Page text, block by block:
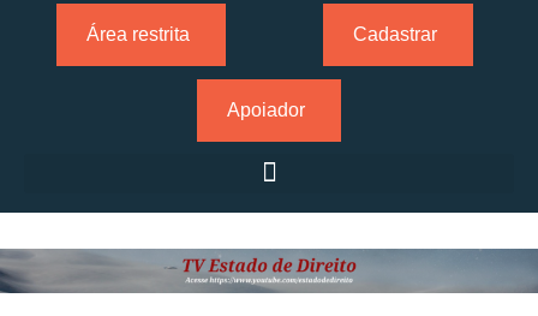
Área restrita Cadastrar
Apoiador